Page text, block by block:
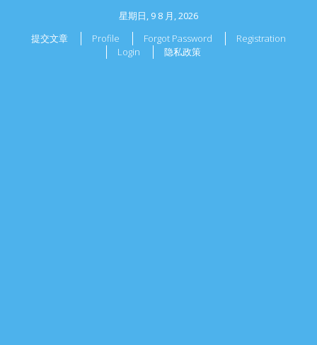
星期日, 9 8 月, 2026
提交文章
Profile Forgot Password
Registration
Login
隐私政策